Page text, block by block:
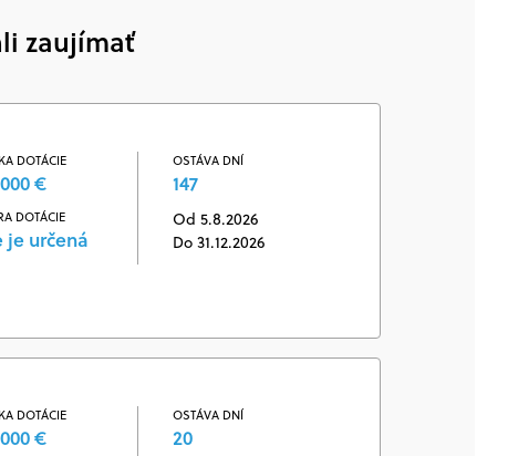
zaujímať
DOTÁCIE
€
DOTÁCIE
je určená
OSTÁVA DNÍ
147
Od 5.8.2026
Do 31.12.2026
DOTÁCIE
€
OSTÁVA DNÍ
20